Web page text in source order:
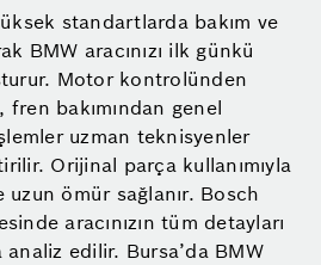
standartlarda bakım ve
BMW aracınızı ilk günkü
Motor kontrolünden
bakımından genel
uzman teknisyenler
Orijinal parça kullanımıyla
ömür sağlanır. Bosch
aracınızın tüm detayları
edilir. Bursa’da BMW